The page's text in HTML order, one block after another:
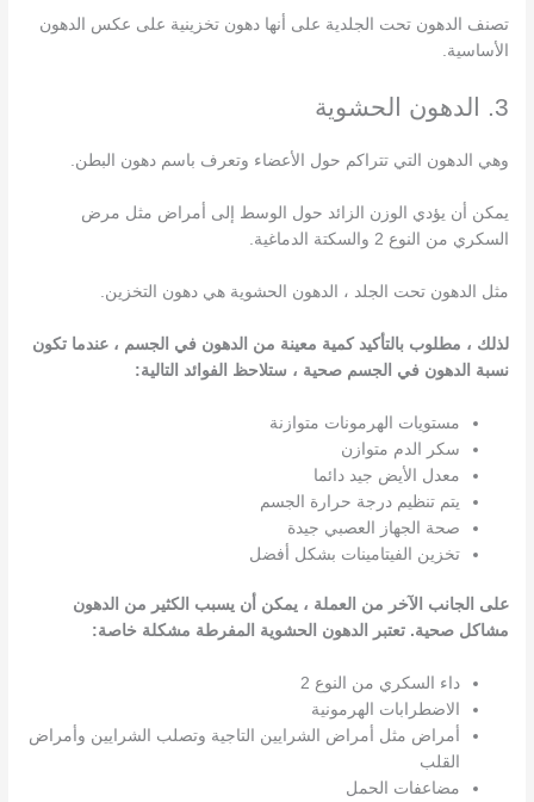
تصنف الدهون تحت الجلدية على أنها دهون تخزينية على عكس الدهون
الأساسية.
3. الدهون الحشوية
وهي الدهون التي تتراكم حول الأعضاء وتعرف باسم دهون البطن.
يمكن أن يؤدي الوزن الزائد حول الوسط إلى أمراض مثل مرض
السكري من النوع 2 والسكتة الدماغية.
مثل الدهون تحت الجلد ، الدهون الحشوية هي دهون التخزين.
لذلك ، مطلوب بالتأكيد كمية معينة من الدهون في الجسم ، عندما تكون
نسبة الدهون في الجسم صحية ، ستلاحظ الفوائد التالية:
مستويات الهرمونات متوازنة
سكر الدم متوازن
معدل الأيض جيد دائما
يتم تنظيم درجة حرارة الجسم
صحة الجهاز العصبي جيدة
تخزين الفيتامينات بشكل أفضل
على الجانب الآخر من العملة ، يمكن أن يسبب الكثير من الدهون
مشاكل صحية. تعتبر الدهون الحشوية المفرطة مشكلة خاصة:
داء السكري من النوع 2
الاضطرابات الهرمونية
أمراض مثل أمراض الشرايين التاجية وتصلب الشرايين وأمراض
القلب
مضاعفات الحمل